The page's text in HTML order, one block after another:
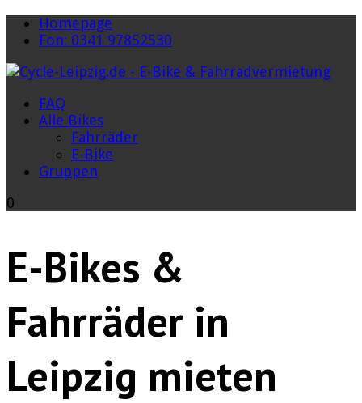
Homepage
Fon: 0341 97852530
FAQ
Alle Bikes
Fahrräder
E-Bike
Gruppen
0
E-Bikes &
Fahrräder in
Leipzig mieten